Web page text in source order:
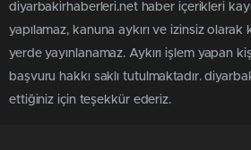
diyarbakirhaberleri.net haber içerikleri
yapılamaz, kanuna aykırı ve izinsiz
yerde yayınlanamaz. Aykırı işlem yapan
başvuru hakkı saklı tutulmaktadır.
ettiğiniz için teşekkür ederiz.